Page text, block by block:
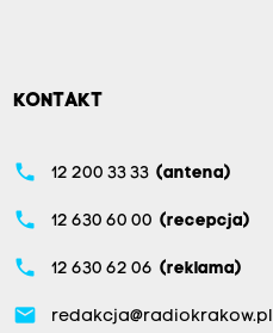
KONTAKT
phone 12 200 33 33 (antena)
phone 12 630 60 00 (recepcja)
phone 12 630 62 06 (reklama)
email redakcja@radiokrakow.pl